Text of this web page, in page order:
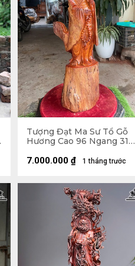
Tượng Đạt Ma Sư Tổ Gỗ
Hương Cao 96 Ngang 31
1 tháng trước
7.000.000 ₫